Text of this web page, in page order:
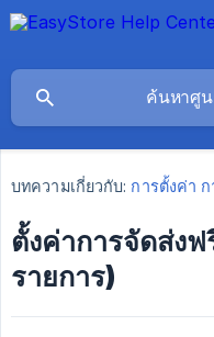
บทความเกี่ยวกับ: การตั้งค่า ก
ตั้งค่าการจัดส่ง
รายการ)